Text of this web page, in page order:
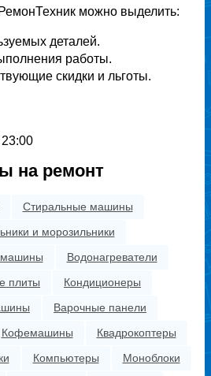
можно выделить:
деталей.
работы.
скидки и льготы.
на ремонт
Стиральные машины
и морозильники
машины
Водонагреватели
плиты
Кондиционеры
Варочные панели
Кофемашины
Квадрокоптеры
Компьютеры
Моноблоки